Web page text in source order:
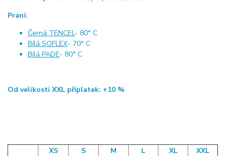
Praní:
Černá TENCEL- 80° C
Bílá SOFLEX- 70° C
Bílá PADE- 80° C
Od velikosti XXL příplatek: +10 %
XS S M L XL
XXL